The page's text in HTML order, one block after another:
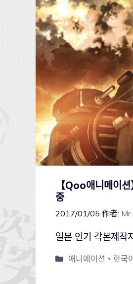
【Qoo애니메이
중
2017/01/05 作者:
일본 인기 각본제작
애니메이션 、 한국